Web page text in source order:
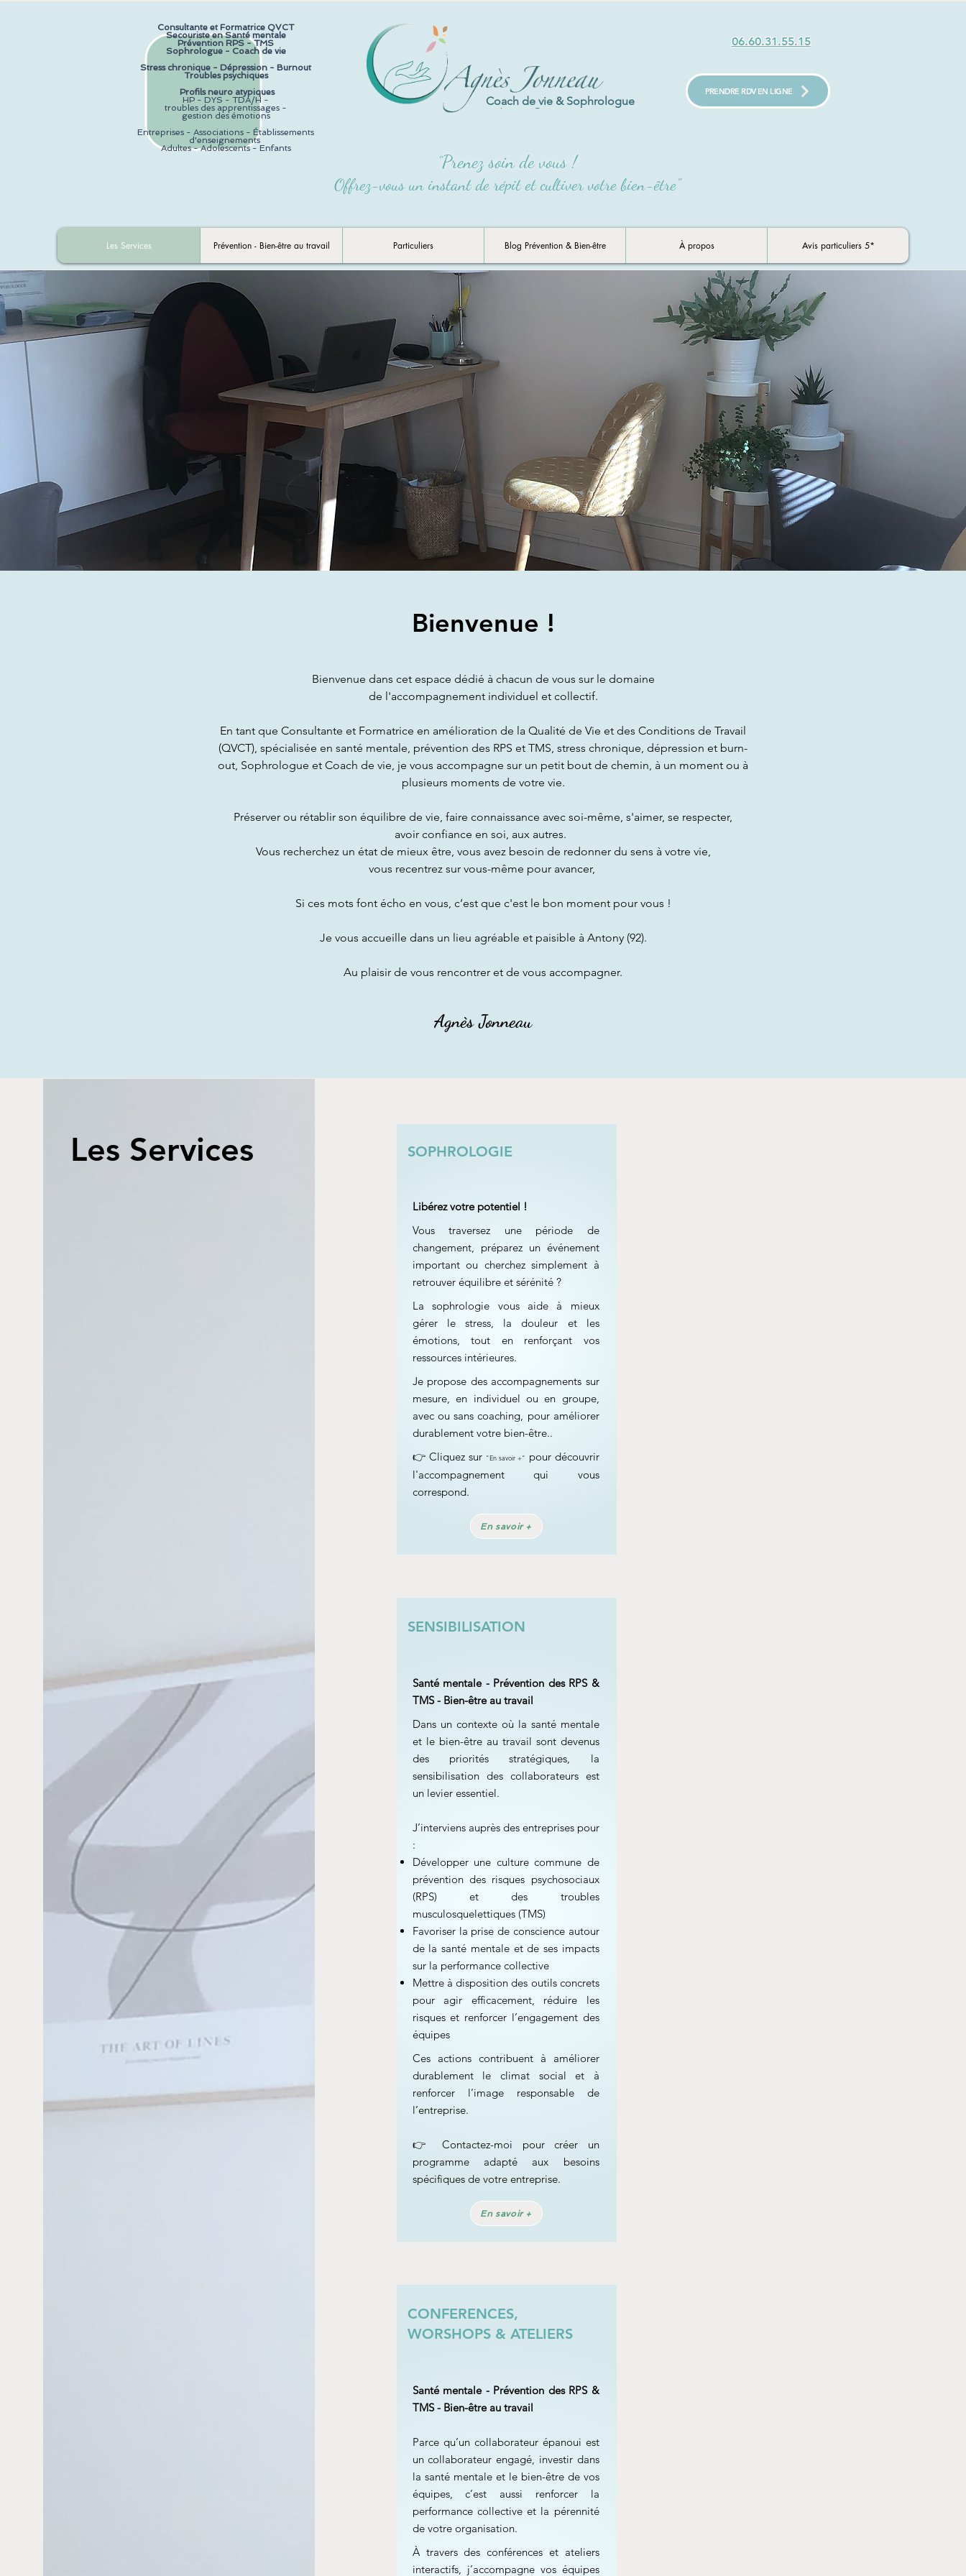
Coach de vie & Sophrologue
06.60.31.55.15
PRENDRE RDV EN LIGNE
"Prenez soin de vous !
Offrez-vous un instant de répit et cultiver votre bien-être"
Consultante et Formatrice QVCT
Secouriste en Santé mentale
Prévention RPS - TMS
Sophrologue - Coach de vie
Stress chronique - Dépression - Burnout
Troubles psychiques
Profils neuro atypiques
HP - DYS - TDA/H -
troubles des apprentissages -
gestion des émotions
Entreprises - Associations - Établissements
d'enseignements
Adultes - Adolescents - Enfants
Les Services Prévention - Bien-être au travail Particuliers Blog Prévention & Bien-être À propos Avis particuliers 5*
Bienvenue !
Bienvenue dans cet espace dédié à chacun de vous sur le domaine
de l'accompagnement individuel et collectif.
En tant que Consultante et Formatrice en amélioration de la Qualité de Vie et des Conditions de Travail
(QVCT), spécialisée en santé mentale, prévention des RPS et TMS, stress chronique, dépression et burn-
out, Sophrologue et Coach de vie, je vous accompagne sur un petit bout de chemin, à un moment ou à
plusieurs moments de votre vie.
Préserver ou rétablir son équilibre de vie, faire connaissance avec soi-même, s'aimer, se respecter,
avoir confiance en soi, aux autres.
Vous recherchez un état de mieux être, vous avez besoin de redonner du sens à votre vie,
vous recentrez sur vous-même pour avancer,
Si ces mots font écho en vous, c’est que c'est le bon moment pour vous !
Je vous accueille dans un lieu agréable et paisible à Antony (92).
Au plaisir de vous rencontrer et de vous accompagner.
Agnès Jonneau
Les Services SOPHROLOGIE
Libérez votre potentiel !
Vous traversez une période de
changement, préparez un événement
important ou cherchez simplement à
retrouver équilibre et sérénité ?
La sophrologie vous aide à mieux
gérer le stress, la douleur et les
émotions, tout en renforçant vos
ressources intérieures.
Je propose des accompagnements sur
mesure, en individuel ou en groupe,
avec ou sans coaching, pour améliorer
durablement votre bien-être..
👉 Cliquez sur "En savoir +" pour découvrir
l'accompagnement qui vous
correspond.
En savoir +
SENSIBILISATION
Santé mentale - Prévention des RPS &
TMS - Bien-être au travail
Dans un contexte où la santé mentale
et le bien-être au travail sont devenus
des priorités stratégiques, la
sensibilisation des collaborateurs est
un levier essentiel.
J’interviens auprès des entreprises pour
:
Développer une culture commune de
prévention des risques psychosociaux
(RPS) et des troubles
musculosquelettiques (TMS)
Favoriser la prise de conscience autour
de la santé mentale et de ses impacts
sur la performance collective
Mettre à disposition des outils concrets
pour agir efficacement, réduire les
risques et renforcer l’engagement des
équipes
Ces actions contribuent à améliorer
durablement le climat social et à
renforcer l’image responsable de
l’entreprise.
👉 Contactez-moi pour créer un
programme adapté aux besoins
spécifiques de votre entreprise.
En savoir +
CONFERENCES,
WORSHOPS & ATELIERS
Santé mentale - Prévention des RPS &
TMS - Bien-être au travail
Parce qu’un collaborateur épanoui est
un collaborateur engagé, investir dans
la santé mentale et le bien-être de vos
équipes, c’est aussi renforcer la
performance collective et la pérennité
de votre organisation.
À travers des conférences et ateliers
interactifs, j’accompagne vos équipes